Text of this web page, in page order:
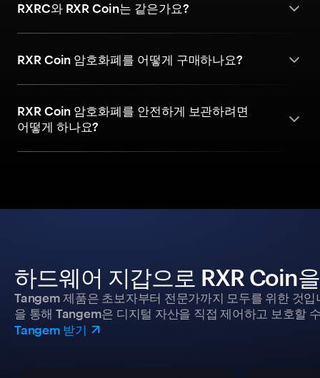
RXRC와 RXR Coin는 같은가요?
RXR Coin 암호화폐를 어떻게 구매하나요?
RXR Coin 암호화폐를 안전하게 보관하려면
어떻게 하나요?
하드웨어 지갑으로 RXR Coin
Tangem 제품은 초보자부터 전문가까지 모두를 위한 것
을 통해 Tangem은 디지털 자산을 직접 제어하고 보호할
Tangem 받기